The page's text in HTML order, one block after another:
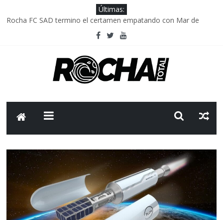
Últimas:
Rocha FC SAD termino el certamen empatando con Mar de
Delegación parlamentaria uruguaya llega a Israel; el Frente
Caso Charles Carrera: la causa que sobrevivió al paso del tiempo
Criminalidad en Uruguay: menos delitos,los homicidios son lo